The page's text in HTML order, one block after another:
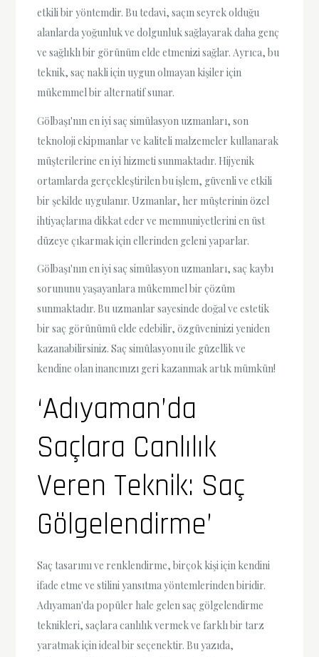
etkili bir yöntemdir. Bu tedavi, saçın seyrek olduğu
alanlarda yoğunluk ve dolgunluk sağlayarak daha genç
ve sağlıklı bir görünüm elde etmenizi sağlar. Ayrıca, bu
teknik, saç nakli için uygun olmayan kişiler için
mükemmel bir alternatif sunar.
Gölbaşı'nın en iyi saç simülasyon uzmanları, son
teknoloji ekipmanlar ve kaliteli malzemeler kullanarak
müşterilerine en iyi hizmeti sunmaktadır. Hijyenik
ortamlarda gerçekleştirilen bu işlem, güvenli ve etkili
bir şekilde uygulanır. Uzmanlar, her müşterinin özel
ihtiyaçlarına dikkat eder ve memnuniyetlerini en üst
düzeye çıkarmak için ellerinden geleni yaparlar.
Gölbaşı'nın en iyi saç simülasyon uzmanları, saç kaybı
sorununu yaşayanlara mükemmel bir çözüm
sunmaktadır. Bu uzmanlar sayesinde doğal ve estetik
bir saç görünümü elde edebilir, özgüveninizi yeniden
kazanabilirsiniz. Saç simülasyonu ile güzellik ve
kendine olan inancınızı geri kazanmak artık mümkün!
‘Adıyaman’da
Saçlara Canlılık
Veren Teknik: Saç
Gölgelendirme’
Saç tasarımı ve renklendirme, birçok kişi için kendini
ifade etme ve stilini yansıtma yöntemlerinden biridir.
Adıyaman'da popüler hale gelen saç gölgelendirme
teknikleri, saçlara canlılık vermek ve farklı bir tarz
yaratmak için ideal bir seçenektir. Bu yazıda,